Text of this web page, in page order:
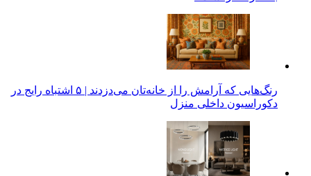
رنگ‌هایی که آرامش را از خانه‌تان می‌دزدند | ۵ اشتباه رایج در
دکوراسیون داخلی منزل